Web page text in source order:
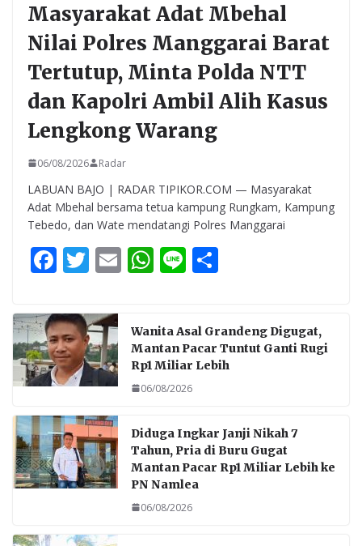
Masyarakat Adat Mbehal
Nilai Polres Manggarai Barat
Tertutup, Minta Polda NTT
dan Kapolri Ambil Alih Kasus
Lengkong Warang
06/08/2026 Radar
LABUAN BAJO | RADAR TIPIKOR.COM — Masyarakat
Adat Mbehal bersama tetua kampung Rungkam, Kampung
Tebedo, dan Wate mendatangi Polres Manggarai
F
e
b
o
o
k
T
itt
er
E W
s
A
p
Li
e
Wanita Asal Grandeng Digugat,
Mantan Pacar Tuntut Ganti Rugi
Rp1 Miliar Lebih
06/08/2026
Diduga Ingkar Janji Nikah 7
Tahun, Pria di Buru Gugat
Mantan Pacar Rp1 Miliar Lebih ke
PN Namlea
06/08/2026